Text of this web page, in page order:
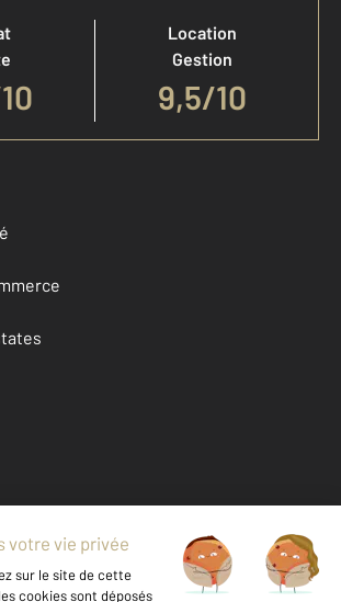
10
Location
Gestion
9,5/10
& CGU et Barèmes d'honoraires